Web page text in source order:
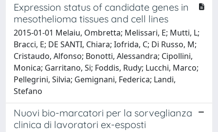
Expression status of candidate genes in
mesothelioma tissues and cell lines
2015-01-01 Melaiu, Ombretta; Melissari, E; Mutti, L;
Bracci, E; DE SANTI, Chiara; Iofrida, C; Di Russo, M;
Cristaudo, Alfonso; Bonotti, Alessandra; Cipollini,
Monica; Garritano, Si; Foddis, Rudy; Lucchi, Marco;
Pellegrini, Silvia; Gemignani, Federica; Landi,
Stefano
Nuovi bio-marcatori per la sorveglianza
clinica di lavoratori ex-esposti